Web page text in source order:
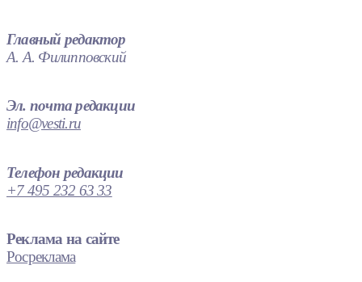
Главный редактор
А. А. Филипповский
Эл. почта редакции
info@vesti.ru
Телефон редакции
+7 495 232 63 33
Реклама на сайте
Росреклама